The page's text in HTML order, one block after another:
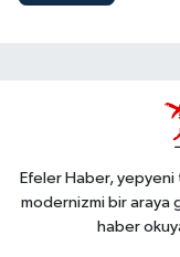
Efeler Haber, yepyeni
modernizmi bir araya
haber